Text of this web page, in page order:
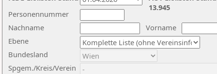
Nachname
Vorname
Ebene
Personennummer
Bundesland
Spgem./Kreis/Verein
13.945